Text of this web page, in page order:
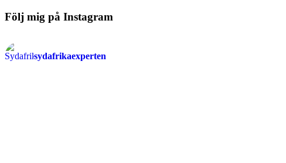
Följ mig på Instagram
sydafrikaexperten